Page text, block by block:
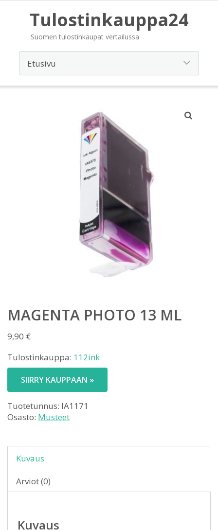
Tulostinkauppa24
Suomen tulostinkaupat vertailussa
MAGENTA PHOTO 13 ML
9,90 €
Tulostinkauppa: 112ink
SIIRRY KAUPPAAN »
Tuotetunnus: IA1171
Osasto: Musteet
Kuvaus
Arviot (0)
Kuvaus